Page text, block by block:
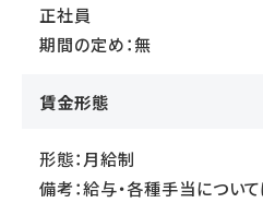
正社員
期間の定め：無
賃金形態
形態：月給制
備考：給与・各種手当につい